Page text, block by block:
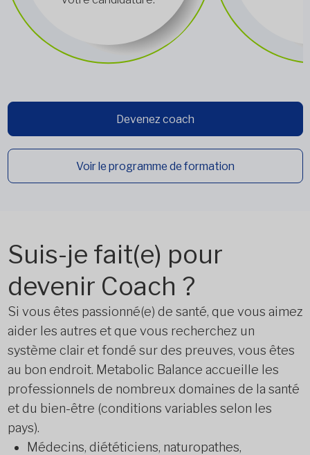
Devenez coach
Voir le programme de formation
Suis-je fait(e) pour
devenir Coach ?
Si vous êtes passionné(e) de santé, que vous aimez
aider les autres et que vous recherchez un
système clair et fondé sur des preuves, vous êtes
au bon endroit. Metabolic Balance accueille les
professionnels de nombreux domaines de la santé
et du bien-être (conditions variables selon les
pays).
Médecins, diététiciens, naturopathes,